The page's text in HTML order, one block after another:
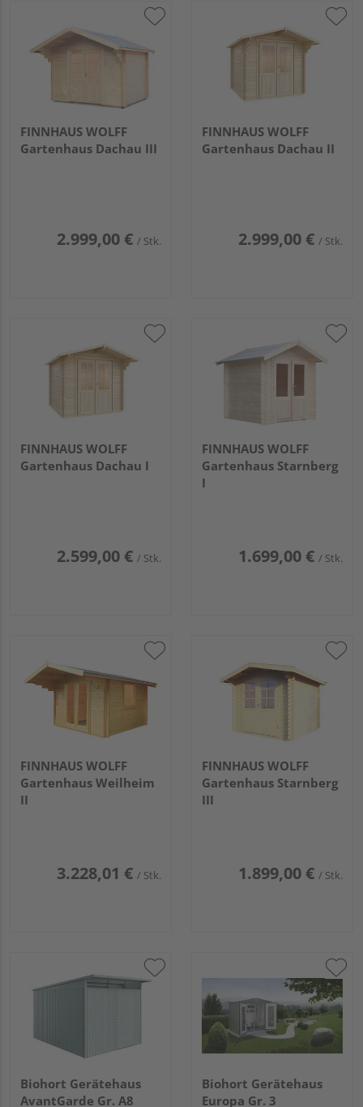
FINNHAUS WOLFF
Gartenhaus Dachau III
2.999,00 € / Stk.
FINNHAUS WOLFF
Gartenhaus Dachau II
2.999,00 € / Stk.
FINNHAUS WOLFF
Gartenhaus Dachau I
2.599,00 € / Stk.
FINNHAUS WOLFF
Gartenhaus Starnberg
I
1.699,00 € / Stk.
FINNHAUS WOLFF
Gartenhaus Weilheim
II
3.228,01 € / Stk.
FINNHAUS WOLFF
Gartenhaus Starnberg
III
1.899,00 € / Stk.
Biohort Gerätehaus
AvantGarde Gr. A8
Biohort Gerätehaus
Europa Gr. 3